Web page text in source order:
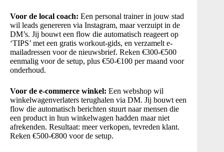
Voor de local coach: Een personal trainer in jouw stad
wil leads genereren via Instagram, maar verzuipt in de
DM’s. Jij bouwt een flow die automatisch reageert op
‘TIPS’ met een gratis workout-gids, en verzamelt e-
mailadressen voor de nieuwsbrief. Reken €300-€500
eenmalig voor de setup, plus €50-€100 per maand voor
onderhoud.
Voor de e-commerce winkel: Een webshop wil
winkelwagenverlaters terughalen via DM. Jij bouwt een
flow die automatisch berichten stuurt naar mensen die
een product in hun winkelwagen hadden maar niet
afrekenden. Resultaat: meer verkopen, tevreden klant.
Reken €500-€800 voor de setup.